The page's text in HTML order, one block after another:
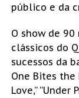
público e da
O show de
clássicos do
sucessos da
One Bites the
Love,” “Under